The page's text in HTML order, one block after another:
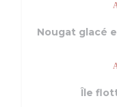
Nougat glacé
Île